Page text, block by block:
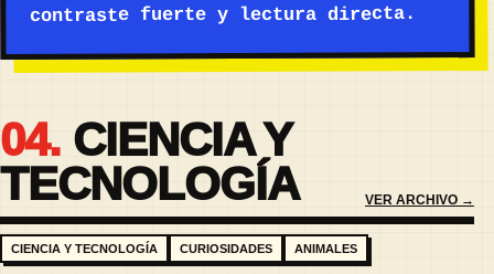
contraste fuerte y lectura directa.
04.CIENCIA Y
TECNOLOGÍA
VER ARCHIVO →
CIENCIA Y TECNOLOGÍA CURIOSIDADES ANIMALES